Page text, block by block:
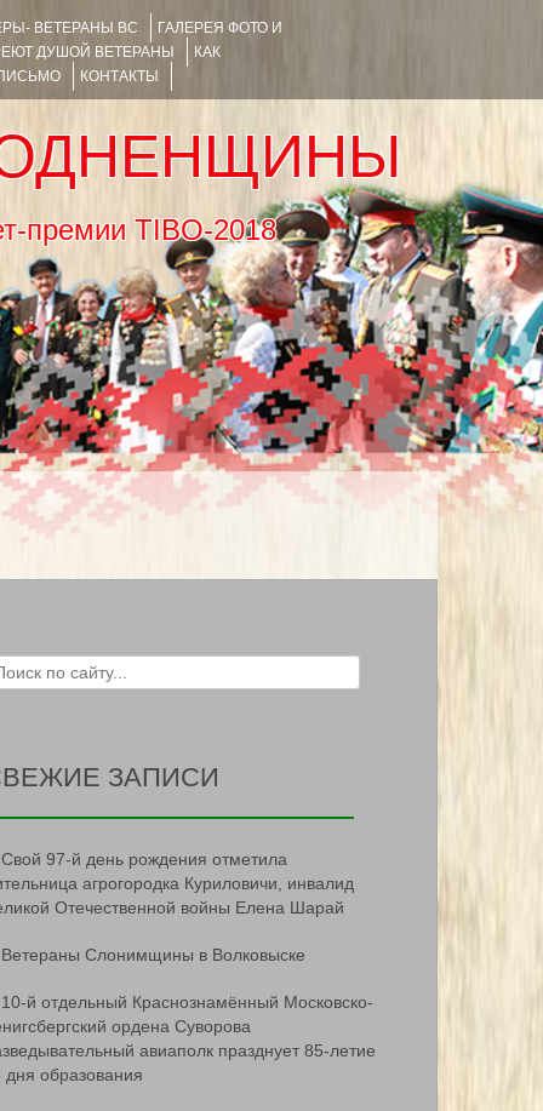
ВЕТЕРАНЫ ВС
ГАЛЕРЕЯ ФОТО И
ДУШОЙ ВЕТЕРАНЫ
КАК
КОНТАКТЫ
премии TIBO-2018
for:
ЗАПИСИ
Свой 97-й день рождения отметила
агрогородка Куриловичи, инвалид
Отечественной войны Елена Шарай
Ветераны Слонимщины в Волковыске
10-й отдельный Краснознамённый Московско-
ордена Суворова
авиаполк празднует 85-летие
дня образования